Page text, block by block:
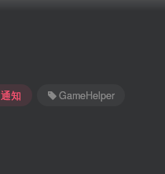
左侧是死亡坐标列表，「同
通知 GameHelper